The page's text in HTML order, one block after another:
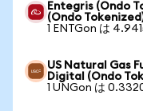
Entegris (Ondo
(Ondo
1 ENTGon は
US Natural Gas
Digital (Ondo
1 UNGon は